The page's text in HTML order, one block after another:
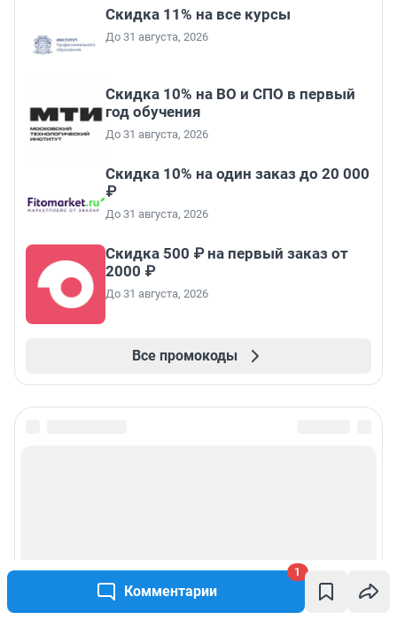
Комментарии
1
Скидка 11% на все курсы
До 31 августа, 2026
Скидка 10% на ВО и СПО в первый
год обучения
До 31 августа, 2026
Скидка 10% на один заказ до 20 000
₽
До 31 августа, 2026
Скидка 500 ₽ на первый заказ от
2000 ₽
До 31 августа, 2026
Все промокоды